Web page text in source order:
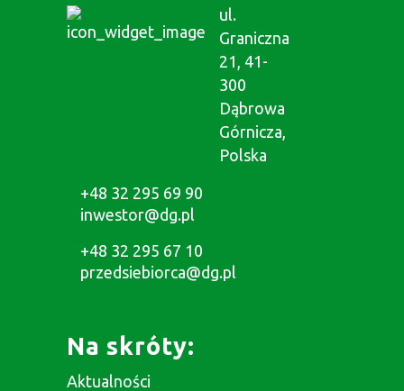
ul.
Graniczna
21, 41-
300
Dąbrowa
Górnicza,
Polska
+48 32 295 69 90
inwestor@dg.pl
+48 32 295 67 10
przedsiebiorca@dg.pl
Na skróty:
Aktualności